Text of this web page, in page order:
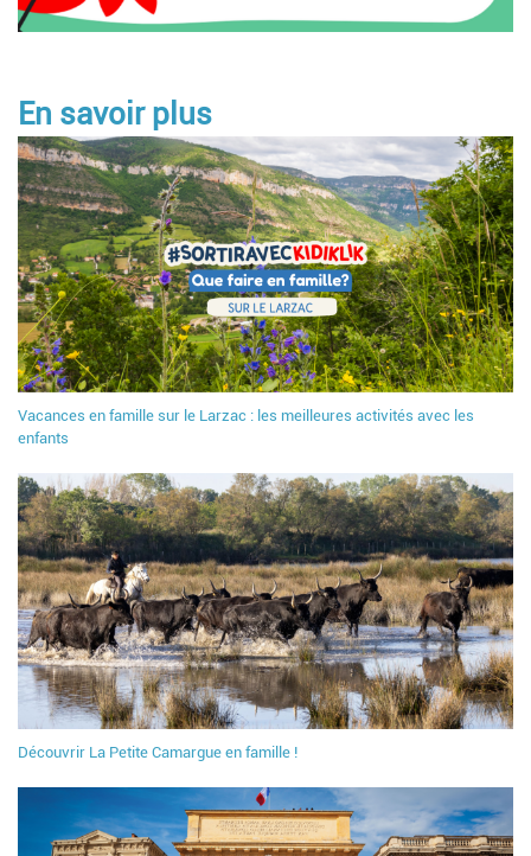
En savoir plus
Vacances en famille sur le Larzac : les meilleures activités avec les
enfants
Découvrir La Petite Camargue en famille !